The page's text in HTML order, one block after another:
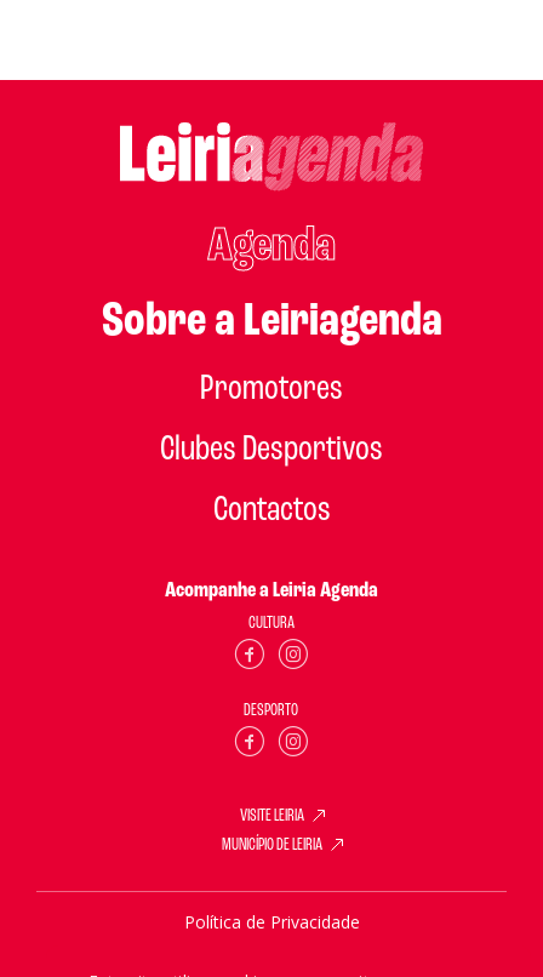
Agenda
Sobre a Leiriagenda
Promotores
Clubes Desportivos
Contactos
Acompanhe a Leiria Agenda
CULTURA
DESPORTO
VISITE LEIRIA
MUNICÍPIO DE LEIRIA
Política de Privacidade